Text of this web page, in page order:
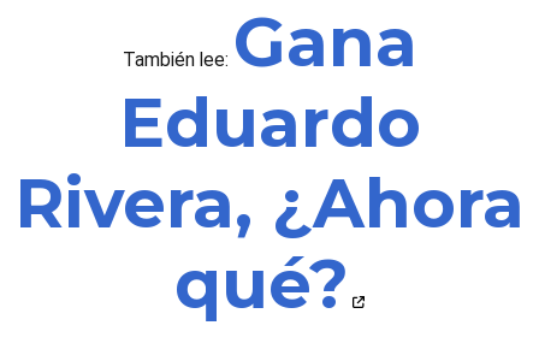
También lee: Gana
Eduardo
Rivera, ¿Ahora
qué?